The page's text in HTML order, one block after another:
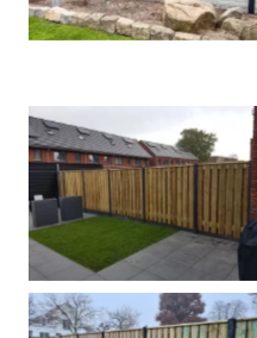
Betonpalen schutting